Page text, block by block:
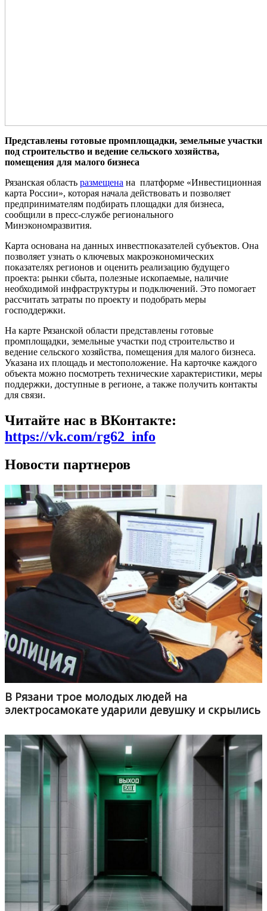
Представлены готовые промплощадки, земельные участки
под строительство и ведение сельского хозяйства,
помещения для малого бизнеса
Рязанская область размещена на платформе «Инвестиционная
карта России», которая начала действовать и позволяет
предпринимателям подбирать площадки для бизнеса,
сообщили в пресс-службе регионального
Минэкономразвития.
Карта основана на данных инвестпоказателей субъектов. Она
позволяет узнать о ключевых макроэкономических
показателях регионов и оценить реализацию будущего
проекта: рынки сбыта, полезные ископаемые, наличие
необходимой инфраструктуры и подключений. Это помогает
рассчитать затраты по проекту и подобрать меры
господдержки.
На карте Рязанской области представлены готовые
промплощадки, земельные участки под строительство и
ведение сельского хозяйства, помещения для малого бизнеса.
Указана их площадь и местоположение. На карточке каждого
объекта можно посмотреть технические характеристики, меры
поддержки, доступные в регионе, а также получить контакты
для связи.
Читайте нас в ВКонтакте:
https://vk.com/rg62_info
Новости партнеров
В Рязани трое молодых людей на
электросамокате ударили девушку и скрылись